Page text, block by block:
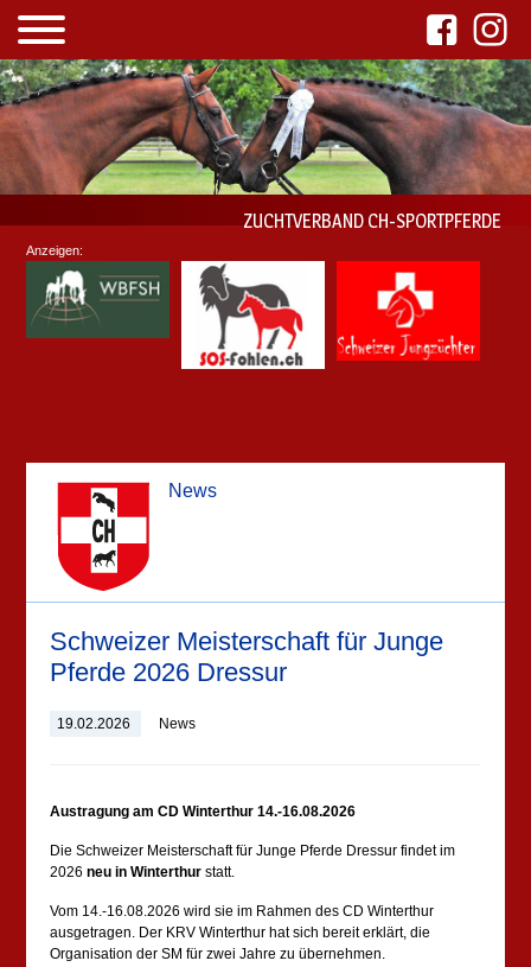
ZUCHTVERBAND CH-SPORTPFERDE
News
Schweizer Meisterschaft für Junge
Pferde 2026 Dressur
19.02.2026 News
Austragung am CD Winterthur 14.-16.08.2026
Die Schweizer Meisterschaft für Junge Pferde Dressur findet im
2026neu in Winterthur statt.
Vom 14.-16.08.2026 wird sie im Rahmen des CD Winterthur
ausgetragen. Der KRV Winterthur hat sich bereit erklärt, die
Organisation der SM für zwei Jahre zu übernehmen.
Anzeigen: